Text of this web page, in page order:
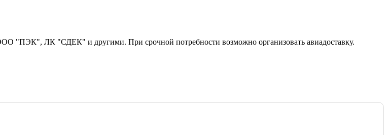
"ПЭК", ЛК "СДЕК" и другими. При срочной потребности возможно организовать авиадоставку.